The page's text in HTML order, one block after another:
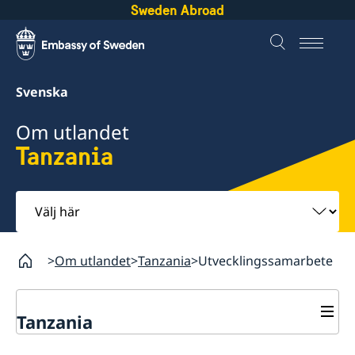
Sweden Abroad
Svenska
Om utlandet
Tanzania
Välj
här
Om utlandet Tanzania Utvecklingssamarbete
Tanzania